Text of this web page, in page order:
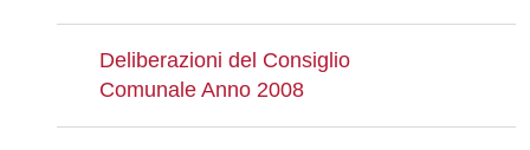
Deliberazioni del Consiglio
Comunale Anno 2008